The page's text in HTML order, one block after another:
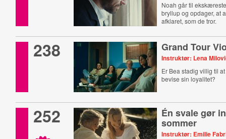
Noah går til
bryllup og opdager, at
afklaret, som de tror.
238 Grand Tour
Instruktør: Lena
Er Bea stadig villig til
bevise sin loyalitet?
252 Én svale gør
sommer
Instruktør: Emilie